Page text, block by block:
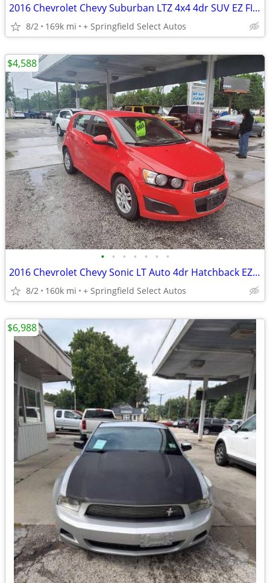
2016 Chevrolet Chevy Suburban LTZ 4x4 4dr SUV EZ FINANCING AVAILABLE
8/2 169k mi + Springfield Select Autos
• • • • • • •
2016 Chevrolet Chevy Sonic LT Auto 4dr Hatchback EZ FINANCING AVAILABLE
8/2 160k mi + Springfield Select Autos
$4,588
$6,988